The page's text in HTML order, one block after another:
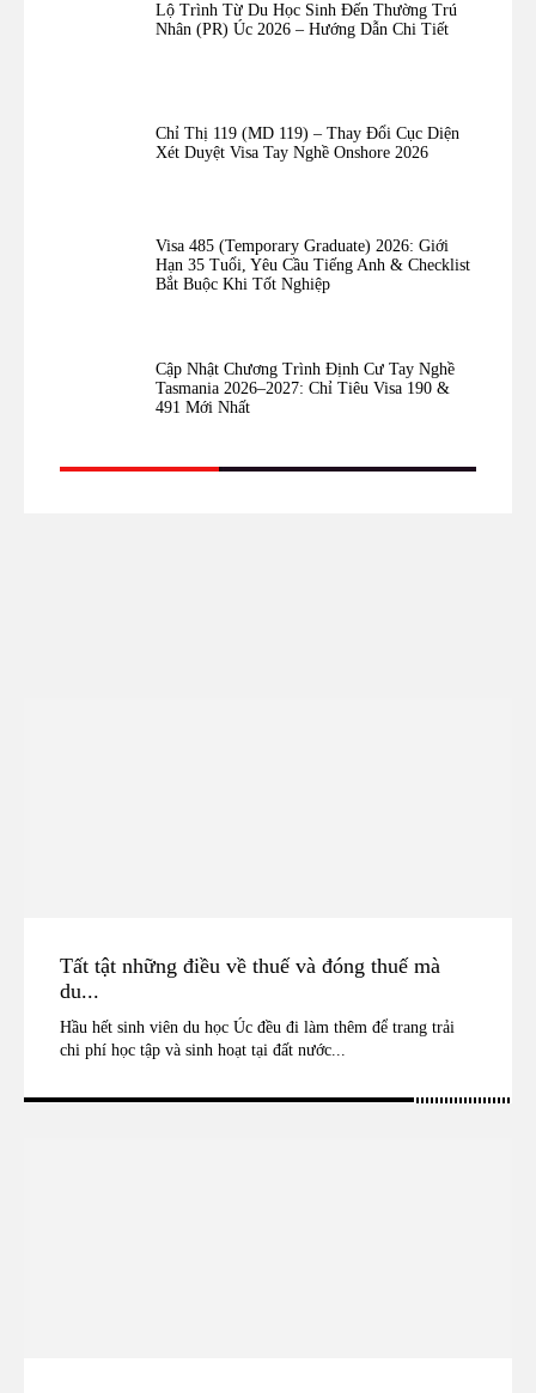
Lộ Trình Từ Du Học Sinh Đến Thường Trú
Nhân (PR) Úc 2026 – Hướng Dẫn Chi Tiết
Chỉ Thị 119 (MD 119) – Thay Đổi Cục Diện
Xét Duyệt Visa Tay Nghề Onshore 2026
Visa 485 (Temporary Graduate) 2026: Giới
Hạn 35 Tuổi, Yêu Cầu Tiếng Anh & Checklist
Bắt Buộc Khi Tốt Nghiệp
Cập Nhật Chương Trình Định Cư Tay Nghề
Tasmania 2026–2027: Chỉ Tiêu Visa 190 &
491 Mới Nhất
Tất tật những điều về thuế và đóng thuế mà
du...
Hầu hết sinh viên du học Úc đều đi làm thêm để trang trải
chi phí học tập và sinh hoạt tại đất nước...